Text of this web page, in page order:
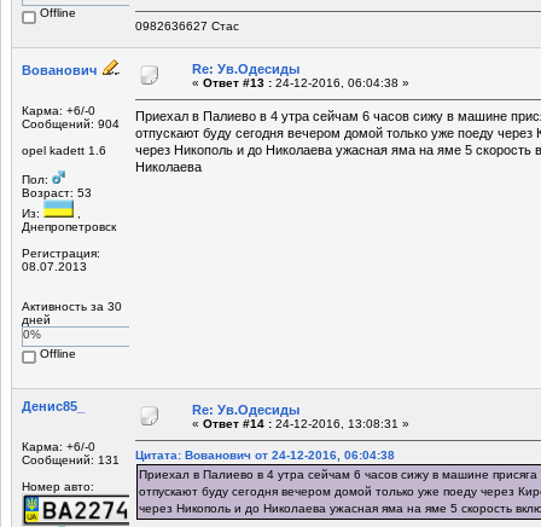
Offline
0982636627 Стас
Вованович
Карма: +6/-0
Сообщений: 904
opel kadett 1.6
Пол:
Возраст: 53
Из:
Днепропетровск
Регистрация:
08.07.2013
Активность за 30
дней
0%
Offline
Re: Ув.Одесиды
« Ответ #13 : 24-12-2016, 06:04:38 »
Приехал в Палиево в 4 утра сейчам 6 часов сижу в машине
отпускают буду сегодня вечером домой только уже поеду через
через Никополь и до Николаева ужасная яма на яме 5 скорость
Николаева
Денис85_
Карма: +6/-0
Сообщений: 131
Номер авто:
Re: Ув.Одесиды
« Ответ #14 : 24-12-2016, 13:08:31 »
Цитата: Вованович от 24-12-2016, 06:04:38
Приехал в Палиево в 4 утра сейчам 6 часов сижу в машине
отпускают буду сегодня вечером домой только уже поеду через
через Никополь и до Николаева ужасная яма на яме 5 скорость